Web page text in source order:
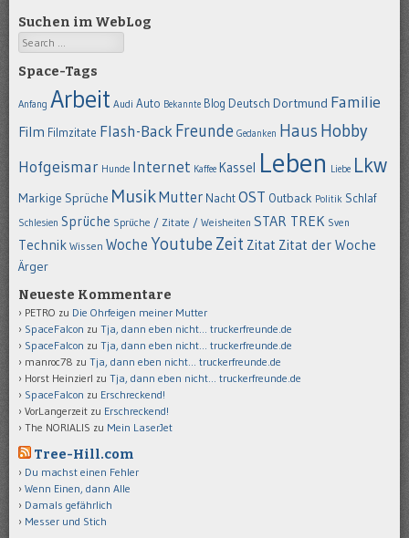
Suchen im WebLog
Search
Space-Tags
Anfang Arbeit Audi Auto Bekannte Blog Deutsch Dortmund Familie
Film Filmzitate Flash-BackFreunde Gedanken Haus Hobby
Hofgeismar Hunde Internet Kaffee Kassel Leben Liebe Lkw
Markige Sprüche MusikMutter NachtOST Outback Politik Schlaf
Schlesien Sprüche Sprüche / Zitate / Weisheiten STAR TREK Sven
Technik Wissen Woche Youtube Zeit Zitat Zitat der Woche
Ärger
Neueste Kommentare
PETRO zu Die Ohrfeigen meiner Mutter
SpaceFalcon zu Tja, dann eben nicht… truckerfreunde.de
SpaceFalcon zu Tja, dann eben nicht… truckerfreunde.de
manroc78 zu Tja, dann eben nicht… truckerfreunde.de
Horst Heinzierl zu Tja, dann eben nicht… truckerfreunde.de
SpaceFalcon zu Erschreckend!
VorLangerzeit zu Erschreckend!
The NORIALIS zu Mein LaserJet
Tree-Hill.com
Du machst einen Fehler
Wenn Einen, dann Alle
Damals gefährlich
Messer und Stich